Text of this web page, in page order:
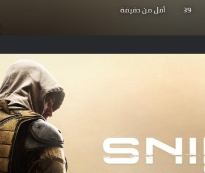
39 أقل من دقيقة